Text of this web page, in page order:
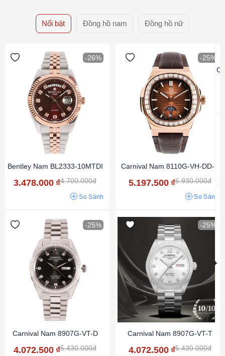
Nổi bật Đồng hồ nam Đồng hồ nữ
-26%
Bentley Nam BL2333-10MTDI
3.478.000 ₫4.700.000đ
So Sánh
-25%
Carnival Nam 8110G-VH-DD-N
5.197.500 ₫6.930.000đ
So Sánh
-25%
Carnival Nam 8907G-VT-D
4.072.500 ₫5.430.000đ
-25%
Carnival Nam 8907G-VT-T
4.072.500 ₫5.430.000đ